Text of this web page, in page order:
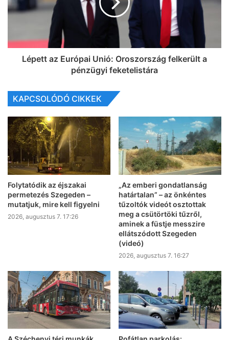
Lépett az Európai Unió: Oroszország felkerült a
pénzügyi feketelistára
KAPCSOLÓDÓ CIKKEK
Folytatódik az éjszakai
permetezés Szegeden –
mutatjuk, mire kell figyelni
2026, augusztus 7. 17:26
„Az emberi gondatlanság
határtalan” – az önkéntes
tűzoltók videót osztottak
meg a csütörtöki tűzről,
aminek a füstje messzire
ellátszódott Szegeden
(videó)
2026, augusztus 7. 16:27